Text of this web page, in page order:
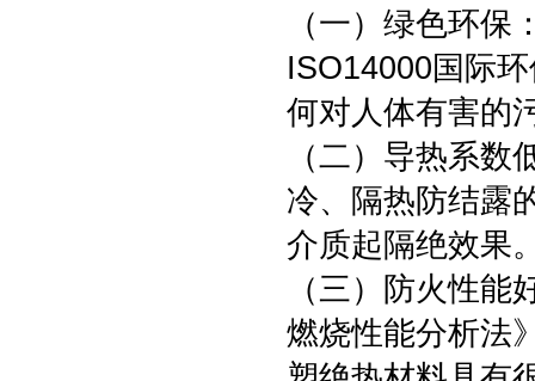
（一）绿色环
ISO14000国际
何对人体有害的
（二）导热系
冷、隔热防结露
介质起隔绝效果
（三）防火性
燃烧性能分析法